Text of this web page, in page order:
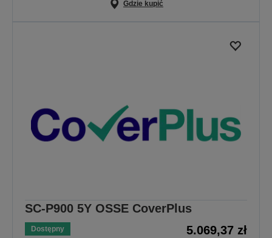
Gdzie kupić
SC-P900 5Y OSSE CoverPlus
Dostępny 5.069,37 zł